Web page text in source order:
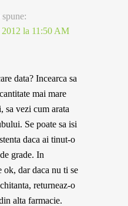
spune:
2012 la 11:50 AM
data? Incearca sa
mai mare
sa vezi cum arata
Se poate sa isi
daca ai tinut-o
grade. In
dar daca nu ti se
returneaz-o
alta farmacie.